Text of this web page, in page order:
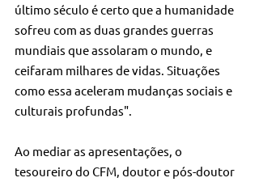
último século é certo que a humanidade
sofreu com as duas grandes guerras
mundiais que assolaram o mundo, e
ceifaram milhares de vidas. Situações
como essa aceleram mudanças sociais e
culturais profundas".
Ao mediar as apresentações, o
tesoureiro do CFM, doutor e pós-doutor